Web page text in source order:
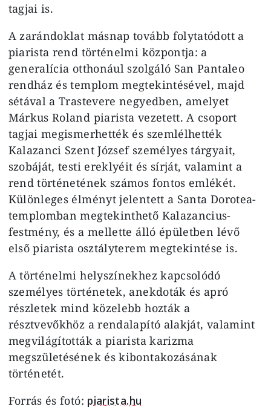
tagjai is.
A zarándoklat másnap tovább folytatódott a
piarista rend történelmi központja: a
generalícia otthonául szolgáló San Pantaleo
rendház és templom megtekintésével, majd
sétával a Trastevere negyedben, amelyet
Márkus Roland piarista vezetett. A csoport
tagjai megismerhették és szemlélhették
Kalazanci Szent József személyes tárgyait,
szobáját, testi ereklyéit és sírját, valamint a
rend történetének számos fontos emlékét.
Különleges élményt jelentett a Santa Dorotea-
templomban megtekinthető Kalazancius-
festmény, és a mellette álló épületben lévő
első piarista osztályterem megtekintése is.
A történelmi helyszínekhez kapcsolódó
személyes történetek, anekdoták és apró
részletek mind közelebb hozták a
résztvevőkhöz a rendalapító alakját, valamint
megvilágították a piarista karizma
megszületésének és kibontakozásának
történetét.
Forrás és fotó: piarista.hu